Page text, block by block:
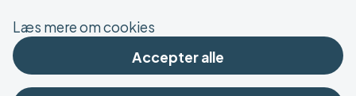
Læs mere om cookies
Accepter alle